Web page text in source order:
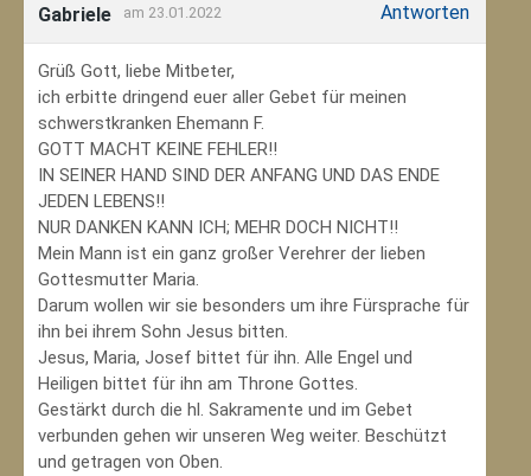
Gabriele am 23.01.2022 Antworten
Grüß Gott, liebe Mitbeter,
ich erbitte dringend euer aller Gebet für meinen
schwerstkranken Ehemann F.
GOTT MACHT KEINE FEHLER!!
IN SEINER HAND SIND DER ANFANG UND DAS ENDE
JEDEN LEBENS!!
NUR DANKEN KANN ICH; MEHR DOCH NICHT!!
Mein Mann ist ein ganz großer Verehrer der lieben
Gottesmutter Maria.
Darum wollen wir sie besonders um ihre Fürsprache für
ihn bei ihrem Sohn Jesus bitten.
Jesus, Maria, Josef bittet für ihn. Alle Engel und
Heiligen bittet für ihn am Throne Gottes.
Gestärkt durch die hl. Sakramente und im Gebet
verbunden gehen wir unseren Weg weiter. Beschützt
und getragen von Oben.